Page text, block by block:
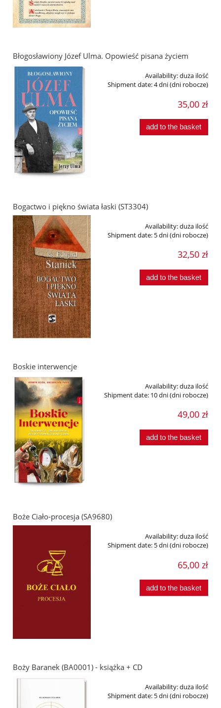
Błogosławiony Józef Ulma. Opowieść pisana życiem
Availability:duża ilość
Shipment date:4 dni (dni robocze)
35,00 zł
add to the basket
Bogactwo i piękno świata łaski (ST3304)
Availability:duża ilość
Shipment date: 5 dni (dni robocze)
32,50 zł
add to the basket
Boskie interwencje
Availability:duża ilość
Shipment date: 10 dni (dni robocze)
49,00 zł
add to the basket
Boże Ciało-procesja (SA9680)
Availability:duża ilość
Shipment date: 5 dni (dni robocze)
65,00 zł
add to the basket
Boży Baranek (BA0001) - książka + CD
Availability:duża ilość
Shipment date: 5 dni (dni robocze)